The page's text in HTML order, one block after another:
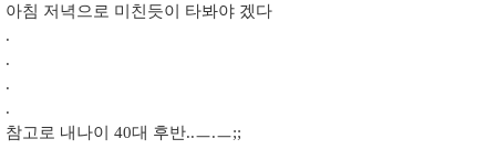
아침 저녁으로 미친듯이 타봐야 겠다
.
.
.
.
참고로 내나이 40대 후반..ㅡ.ㅡ;;